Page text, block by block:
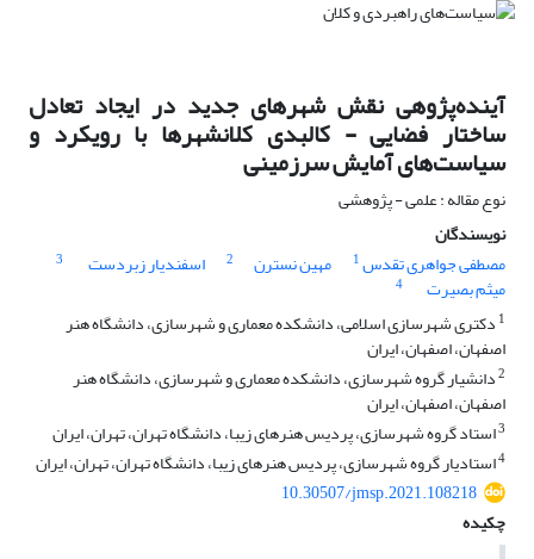
آینده‌پژوهی نقش شهرهای جدید در ایجاد تعادل
ساختار فضایی - کالبدی کلانشهرها با رویکرد و
سیاست‌های آمایش سرزمینی
نوع مقاله : علمی - پژوهشی
نویسندگان
مصطفی جواهری تقدس1 مهین نسترن 2 اسفندیار زبردست 3
میثم بصیرت
4
1 دکتری شهرسازی اسلامی، دانشکده معماری و شهرسازی، دانشگاه هنر
اصفهان، اصفهان، ایران
2دانشیار گروه شهرسازی، دانشکده معماری و شهرسازی، دانشگاه هنر
اصفهان، اصفهان، ایران
3استاد گروه شهرسازی، پردیس هنرهای زیبا، دانشگاه تهران، تهران، ایران
4استادیار گروه شهرسازی، پردیس هنرهای زیبا، دانشگاه تهران، تهران، ایران
10.30507/jmsp.2021.108218
چکیده